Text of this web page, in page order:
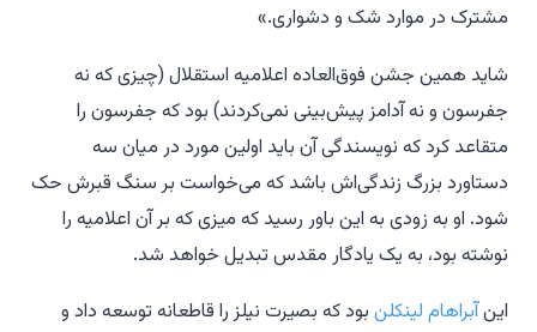
مشترک در موارد شک و دشواری.»
شاید همین جشن فوق‌العاده اعلامیه استقلال (چیزی که نه
جفرسون و نه آدامز پیش‌بینی نمی‌کردند) بود که جفرسون را
متقاعد کرد که نویسندگی آن باید اولین مورد در میان سه
دستاورد بزرگ زندگی‌اش باشد که می‌خواست بر سنگ قبرش حک
شود. او به زودی به این باور رسید که میزی که بر آن اعلامیه را
نوشته بود، به یک یادگار مقدس تبدیل خواهد شد.
اینآبراهام لینکلن بود که بصیرت نیلز را قاطعانه توسعه داد و